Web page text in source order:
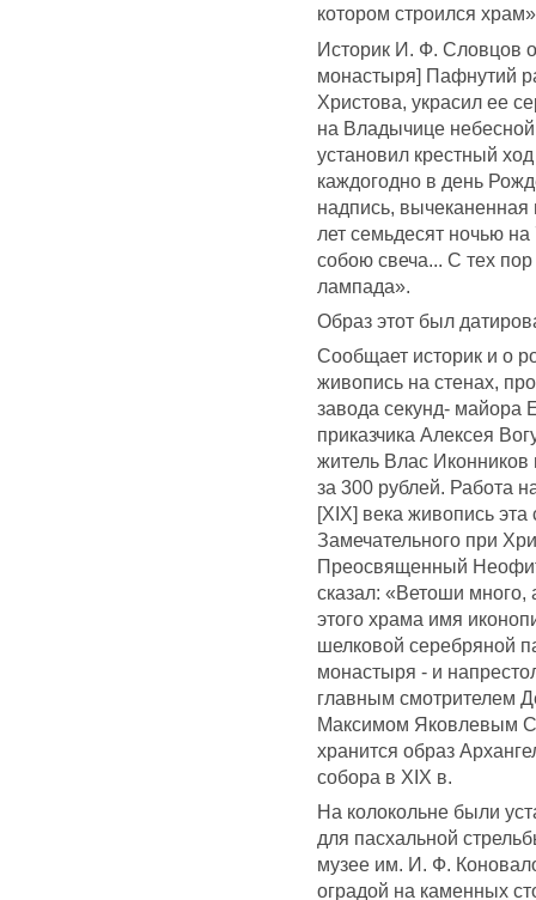
котором строился
Историк И. Ф. Словцов
монастыря] Пафнутий
Христова, украсил ее
на Владычице
установил крестный
каждогодно в день
надпись, вычеканенная
лет семьдесят ночью
собою свеча... С тех
лампада».
Образ этот был
Сообщает историк и о
живопись на стенах,
завода секунд- майора
приказчика Алексея
житель Влас Иконников
за 300 рублей. Работа
[XIX] века живопись
Замечательного при
Преосвященный Неофит
сказал: «Ветоши много,
этого храма имя
шелковой серебряной
монастыря - и
главным смотрителем
Максимом Яковлевым
хранится образ
собора в XIX в.
На колокольне были
для пасхальной
музее им. И. Ф.
оградой на каменных